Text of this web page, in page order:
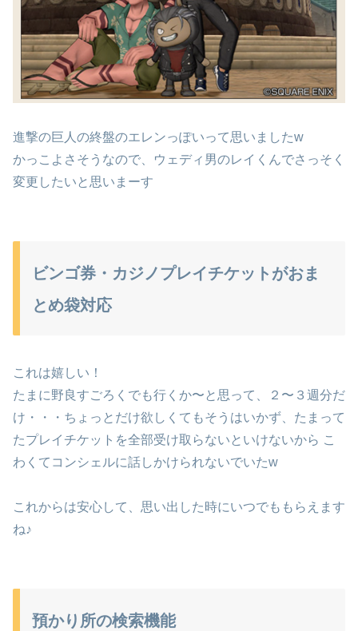
進撃の巨人の終盤のエレンっぽいって思いましたw
かっこよさそうなので、ウェディ男のレイくんでさっそく
変更したいと思いまーす
ビンゴ券・カジノプレイチケットがおま
とめ袋対応
これは嬉しい！
たまに野良すごろくでも行くか〜と思って、２〜３週分だ
け・・・ちょっとだけ欲しくてもそうはいかず、たまって
たプレイチケットを全部受け取らないといけないから こ
わくてコンシェルに話しかけられないでいたw
これからは安心して、思い出した時にいつでももらえます
ね♪
預かり所の検索機能